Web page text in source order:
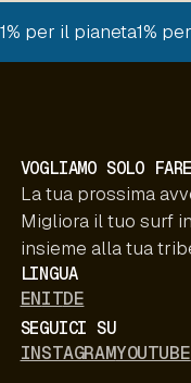
1% per il pianeta1%
VOGLIAMO SOLO
La tua prossima
Migliora il tuo surf
insieme alla tua
LINGUA
ENITDE
SEGUICI SU
INSTAGRAMYOUTUBE